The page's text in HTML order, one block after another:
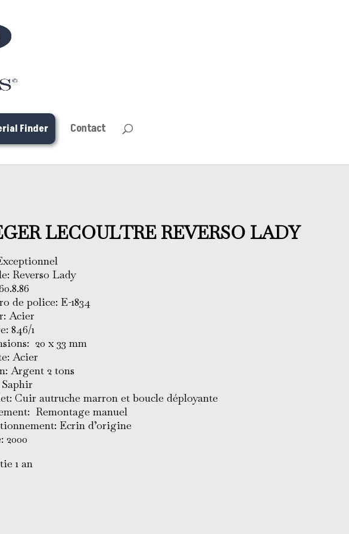
Finder Contact
LECOULTRE REVERSO LADY
Reverso Lady
de police: E-1834
Acier
846/1
20 x 33 mm
Acier
Argent 2 tons
Cuir autruche marron et boucle déployante
Remontage manuel
Ecrin d’origine
2000
1 an